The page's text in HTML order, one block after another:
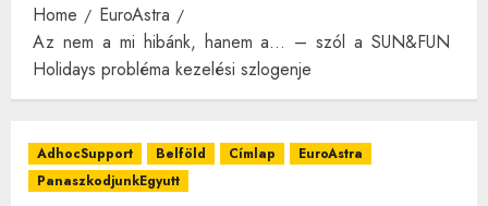
Home
EuroAstra
Az nem a mi hibánk, hanem a… – szól a SUN&FUN
Holidays probléma kezelési szlogenje
AdhocSupport Belföld Címlap
EuroAstra
PanaszkodjunkEgyutt